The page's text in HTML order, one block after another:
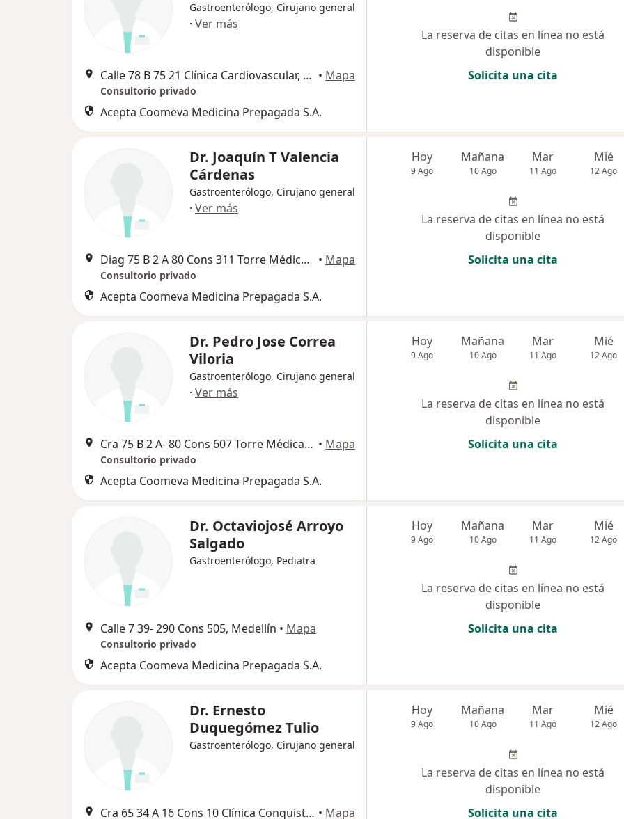
Gastroenterólogo, Cirujano general
· Ver más
Calle 78 B 75 21 Clínica Cardiovascular, Medellín • Mapa
Consultorio privado
Acepta Coomeva Medicina Prepagada S.A.
La reserva de citas en línea no está
disponible
Solicita una cita
Dr. Joaquín T Valencia
Cárdenas
Gastroenterólogo, Cirujano general
· Ver más
Diag 75 B 2 A 80 Cons 311 Torre Médica Las Américas, Medellín • Mapa
Consultorio privado
Acepta Coomeva Medicina Prepagada S.A.
Hoy
9 Ago
Mañana
10 Ago
Mar
11 Ago
Mié
12 Ago
La reserva de citas en línea no está
disponible
Solicita una cita
Dr. Pedro Jose Correa
Viloria
Gastroenterólogo, Cirujano general
· Ver más
Cra 75 B 2 A- 80 Cons 607 Torre Médica Las Américas, Medellín • Mapa
Consultorio privado
Acepta Coomeva Medicina Prepagada S.A.
Hoy
9 Ago
Mañana
10 Ago
Mar
11 Ago
Mié
12 Ago
La reserva de citas en línea no está
disponible
Solicita una cita
Dr. Octaviojosé Arroyo
Salgado
Gastroenterólogo, Pediatra
Calle 7 39- 290 Cons 505, Medellín • Mapa
Consultorio privado
Acepta Coomeva Medicina Prepagada S.A.
Hoy
9 Ago
Mañana
10 Ago
Mar
11 Ago
Mié
12 Ago
La reserva de citas en línea no está
disponible
Solicita una cita
Dr. Ernesto
Duquegómez Tulio
Gastroenterólogo, Cirujano general
Cra 65 34 A 16 Cons 10 Clínica Conquistadores, Medellín • Mapa
Hoy
9 Ago
Mañana
10 Ago
Mar
11 Ago
Mié
12 Ago
La reserva de citas en línea no está
disponible
Solicita una cita